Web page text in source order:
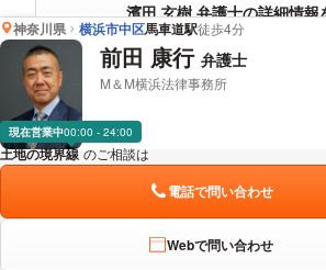
濱田 玄樹 弁護士の詳細情報
神奈川県 横浜市中区馬車道駅徒歩4分
前田 康行 弁護士
M＆M横浜法律事務所
現在営業中00:00 - 24:00
土地の境界線 のご相談は
電話で問い合わせ
Webで問い合わせ